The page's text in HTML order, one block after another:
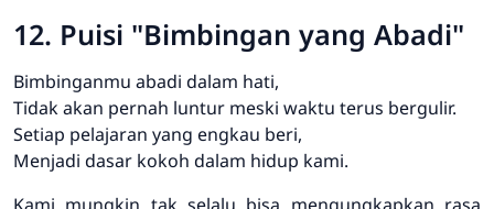
12. Puisi "Bimbingan yang Abadi"
Bimbinganmu abadi dalam hati,
Tidak akan pernah luntur meski waktu terus bergulir.
Setiap pelajaran yang engkau beri,
Menjadi dasar kokoh dalam hidup kami.